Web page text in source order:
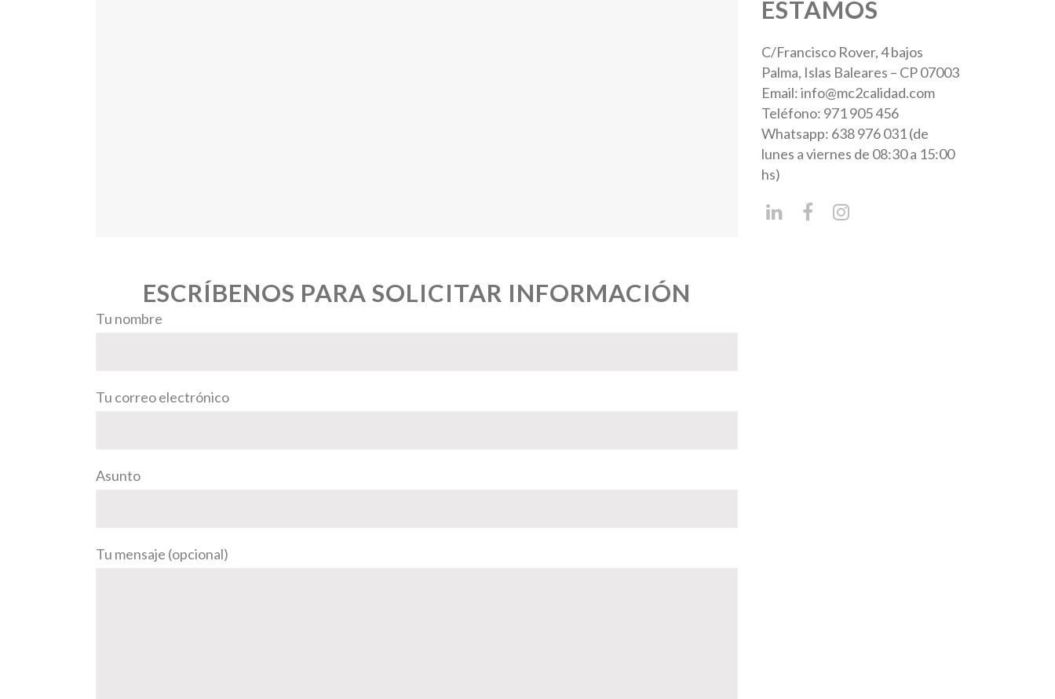
ESTAMOS
C/Francisco Rover, 4 bajos
Palma, Islas Baleares – CP 07003
Email: info@mc2calidad.com
Teléfono: 971 905 456
Whatsapp: 638 976 031 (de
lunes a viernes de 08:30 a 15:00
hs)
ESCRÍBENOS PARA SOLICITAR INFORMACIÓN
Tu nombre
Tu correo electrónico
Asunto
Tu mensaje (opcional)